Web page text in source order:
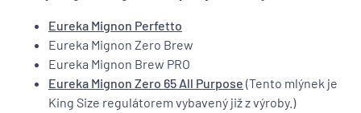
Eureka Mignon Perfetto
Eureka Mignon Zero Brew
Eureka Mignon Brew PRO
Eureka Mignon Zero 65 All Purpose (Tento mlýnek je
King Size regulátorem vybavený již z výroby.)